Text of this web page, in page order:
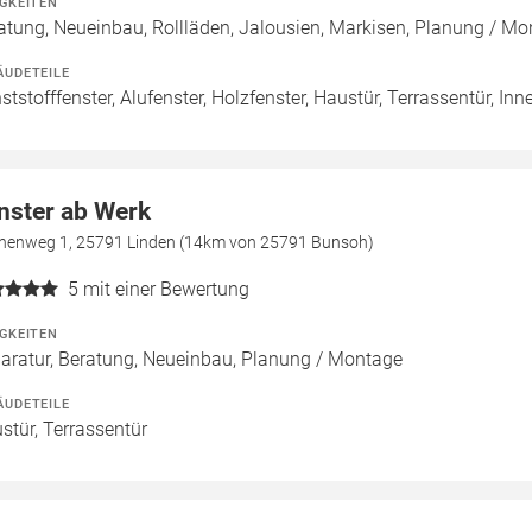
Neueinbau, Rollläden, Jalousien, Markisen, Planung /
Alufenster, Holzfenster, Haustür, Terrassentür,
ab Werk
1, 25791 Linden (14km von 25791 Bunsoh)
5 mit einer Bewertung
Beratung, Neueinbau, Planung / Montage
Terrassentür